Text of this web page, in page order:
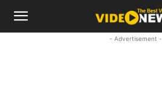
- Advertisement -